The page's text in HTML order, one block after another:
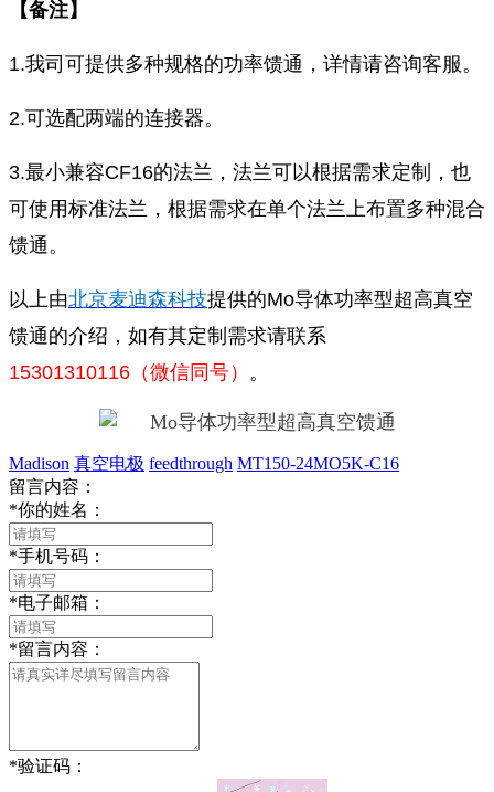
【备注】
1.我司可提供多种规格的功率馈通，详情请咨询客服。
2.可选配两端的连接器。
3.最小兼容CF16的法兰，法兰可以根据需求定制，也
可使用标准法兰，根据需求在单个法兰上布置多种混合
馈通。
以上由北京麦迪森科技提供的Mo导体功率型超高真空
馈通的介绍，如有其定制需求请联系
15301310116（微信同号） 。
Madison 真空电极 feedthrough MT150-24MO5K-C16
留言内容：
*你的姓名：
*手机号码：
*电子邮箱：
*留言内容：
*验证码：